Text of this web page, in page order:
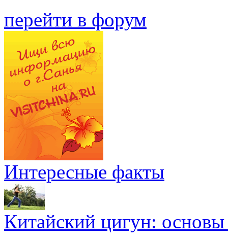
перейти в форум
Интересные факты
Китайский цигун: